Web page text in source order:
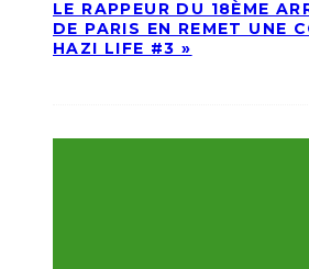
LE RAPPEUR DU 18ÈME
DE PARIS EN REMET UNE
HAZI LIFE #3 »